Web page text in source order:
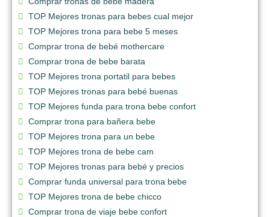
TOP Mejores tronas para bebes cual mejor
TOP Mejores trona para bebe 5 meses
Comprar trona de bebé mothercare
Comprar trona de bebe barata
TOP Mejores trona portatil para bebes
TOP Mejores tronas para bebé buenas
TOP Mejores funda para trona bebe confort
Comprar trona para bañera bebe
TOP Mejores trona para un bebe
TOP Mejores trona de bebe cam
TOP Mejores tronas para bebé y precios
Comprar funda universal para trona bebe
TOP Mejores trona de bebe chicco
Comprar trona de viaje bebe confort